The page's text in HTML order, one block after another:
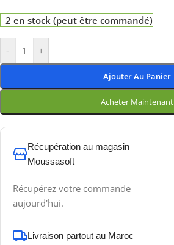
2 en stock (peut être commandé)
- +
Ajouter Au Panier
Acheter Maintenant
Récupération au magasin
Moussasoft
Récupérez votre commande
aujourd'hui.
Livraison partout au Maroc